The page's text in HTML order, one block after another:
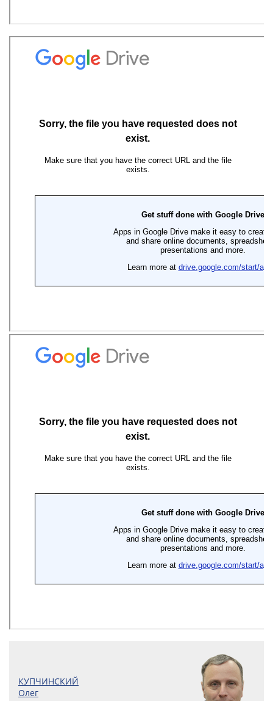
КУПЧИНСКИЙ
Олег